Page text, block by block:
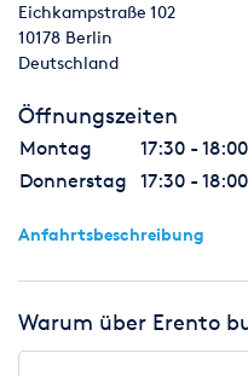
Eichkampstraße 102
10178 Berlin
Deutschland
Öffnungszeiten
Montag
17:30 -
Donnerstag
17:30 -
Anfahrtsbeschreibung
Warum über Erento